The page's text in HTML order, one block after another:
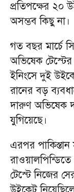
প্রতিপক্ষের ২০
অসম্ভব কিছু না।
গত বছর মার্চে
অভিষেক টেস্টের
ইনিংসে দুই
রানের বড়
দারুণ অভিষেক
যুগিয়েছে।
এরপর
রাওয়ালপিন্ডিতে
টেস্টে নিজের